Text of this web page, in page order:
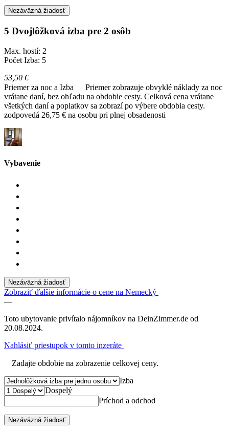
Nezáväzná žiadosť
5 Dvojlôžková izba pre 2 osôb
Max. hostí: 2
Počet Izba: 5
53,50 €
Priemer za noc a Izba
Priemer zobrazuje obvyklé náklady za noc
vrátane daní, bez ohľadu na obdobie cesty. Celková cena vrátane
všetkých daní a poplatkov sa zobrazí po výbere obdobia cesty.
zodpovedá 26,75 € na osobu pri plnej obsadenosti
Vybavenie
Nezáväzná žiadosť
Zobraziť ďalšie informácie o cene na Nemecký
—
Toto ubytovanie privítalo nájomníkov na DeinZimmer.de od
20.08.2024.
Nahlásiť priestupok v tomto inzeráte
Zadajte obdobie na zobrazenie celkovej ceny.
Izba
Dospelý
Príchod a odchod
Nezáväzná žiadosť